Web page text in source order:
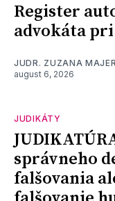
Register
advokáta
JUDR. ZUZANA
august 6, 2026
JUDIKÁTY
správneho
falšovania